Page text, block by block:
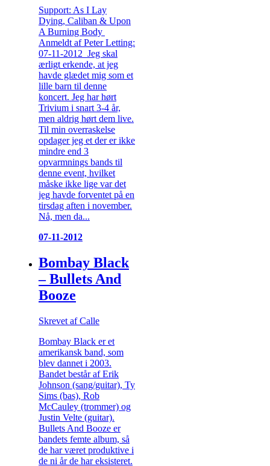
Support: As I Lay
Dying, Caliban & Upon
A Burning Body
Anmeldt af Peter Letting:
07-11-2012 Jeg skal
ærligt erkende, at jeg
havde glædet mig som et
lille barn til denne
koncert. Jeg har hørt
Trivium i snart 3-4 år,
men aldrig hørt dem live.
Til min overraskelse
opdager jeg et der er ikke
mindre end 3
opvarmnings bands til
denne event, hvilket
måske ikke lige var det
jeg havde forventet på en
tirsdag aften i november.
Nå, men da...
07-11-2012
Bombay Black
– Bullets And
Booze
Skrevet af Calle
Bombay Black er et
amerikansk band, som
blev dannet i 2003.
Bandet består af Erik
Johnson (sang/guitar), Ty
Sims (bas), Rob
McCauley (trommer) og
Justin Velte (guitar).
Bullets And Booze er
bandets femte album, så
de har været produktive i
de ni år de har eksisteret.